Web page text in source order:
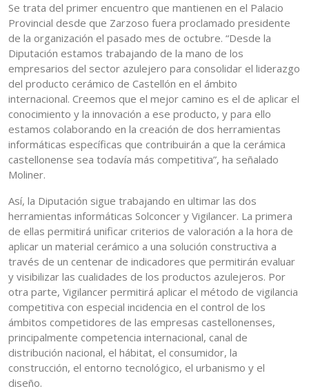
Se trata del primer encuentro que mantienen en el Palacio
Provincial desde que Zarzoso fuera proclamado presidente
de la organización el pasado mes de octubre. “Desde la
Diputación estamos trabajando de la mano de los
empresarios del sector azulejero para consolidar el liderazgo
del producto cerámico de Castellón en el ámbito
internacional. Creemos que el mejor camino es el de aplicar el
conocimiento y la innovación a ese producto, y para ello
estamos colaborando en la creación de dos herramientas
informáticas específicas que contribuirán a que la cerámica
castellonense sea todavía más competitiva”, ha señalado
Moliner.
Así, la Diputación sigue trabajando en ultimar las dos
herramientas informáticas Solconcer y Vigilancer. La primera
de ellas permitirá unificar criterios de valoración a la hora de
aplicar un material cerámico a una solución constructiva a
través de un centenar de indicadores que permitirán evaluar
y visibilizar las cualidades de los productos azulejeros. Por
otra parte, Vigilancer permitirá aplicar el método de vigilancia
competitiva con especial incidencia en el control de los
ámbitos competidores de las empresas castellonenses,
principalmente competencia internacional, canal de
distribución nacional, el hábitat, el consumidor, la
construcción, el entorno tecnológico, el urbanismo y el
diseño.